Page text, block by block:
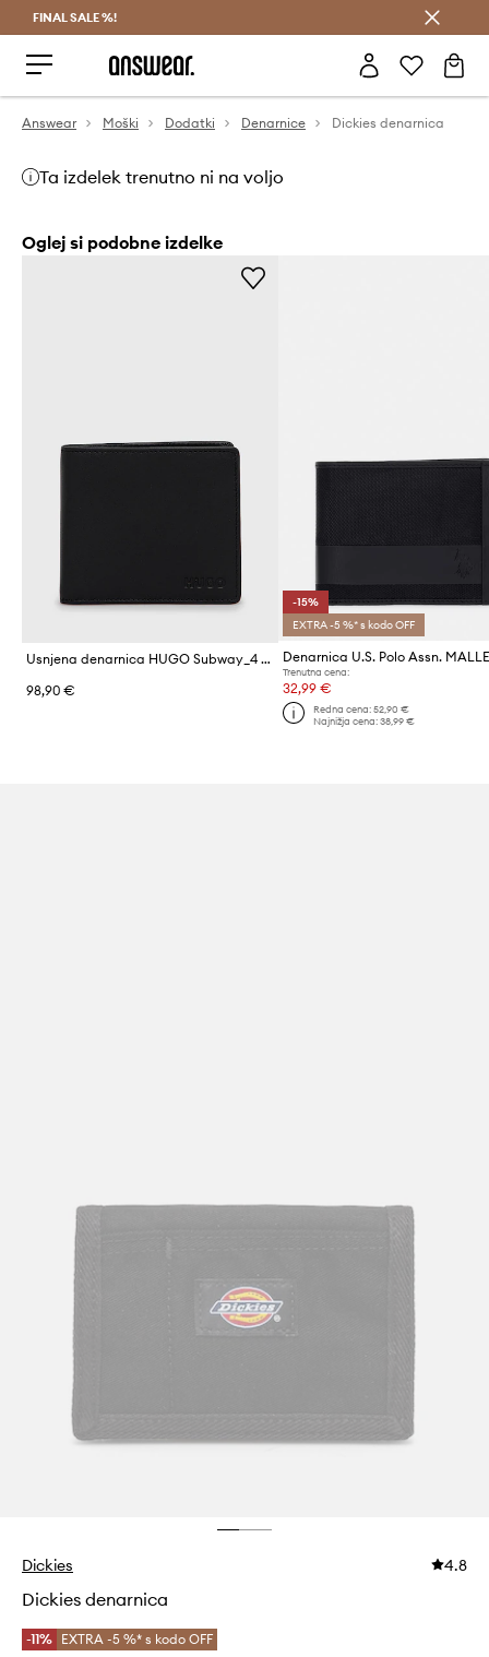
FINAL SALE %!
Answear Moški Dodatki Denarnice Dickies denarnica
Ta izdelek trenutno ni na voljo
Oglej si podobne izdelke
Usnjena denarnica HUGO Subway_4 cc coin
98,90 €
-15%
EXTRA -5 %* s kodo OFF
Denarnica U.S. Polo Assn.
Trenutna cena:
32,99 €
Redna cena: 52,90 €
Najnižja cena: 38,99 €
Dickies 4.8
Dickies denarnica
-11% EXTRA -5 %* s kodo OFF